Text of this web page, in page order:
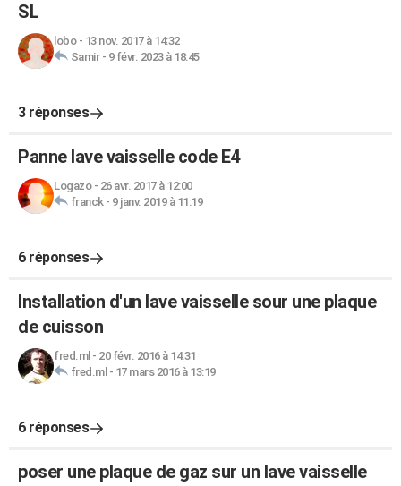
SL
lobo- 13 nov. 2017 à 14:32
Samir- 9 févr. 2023 à 18:45
3 réponses
Panne lave vaisselle code E4
Logazo- 26 avr. 2017 à 12:00
franck- 9 janv. 2019 à 11:19
6 réponses
Installation d'un lave vaisselle sour une plaque
de cuisson
fred.ml - 20 févr. 2016 à 14:31
fred.ml - 17 mars 2016 à 13:19
6 réponses
poser une plaque de gaz sur un lave vaisselle